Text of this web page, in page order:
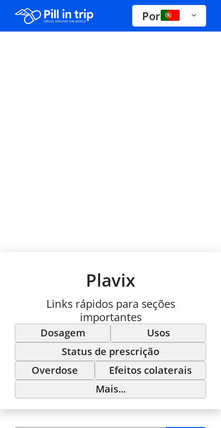
Drogas a-z Por
Plavix
Links rápidos para seções
importantes
Dosagem
Usos
Status de prescrição
Overdose
Efeitos colaterais
Mais...